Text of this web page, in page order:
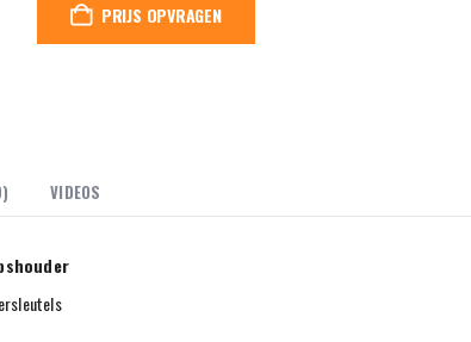
PRIJS OPVRAGEN
VIDEOS